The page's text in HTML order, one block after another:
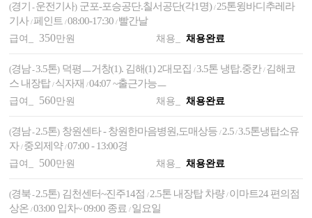
(경기 -운전기사) 군포-포승공단.칠서공단(각1명)/ 25톤윙바디추레라
기사/페인트/08:00-17:30/ 빨간날
급여_ 350만원 채용_ 채용완료
(경남-3.5톤) 덕평ㅡ거창(1). 김해(1) 2대모집/3.5톤 냉탑.중칸/ 김해코
스 내장탑/ 식자재/04:07 ~출근가능ㅡ
급여_ 560만원 채용_ 채용완료
(경남-2.5톤) 창원센타 - 창원한마음병원,도매상등/ 2.5 /3.5톤냉탑소유
자/ 중외제약/07:00 - 13:00경
급여_ 500만원 채용_ 채용완료
(경북-2.5톤) 김천센터~진주14점/ 2.5톤 내장탑 차량/ 이마트24 편의점
상온/03:00 입차~ 09:00 종료/ 일요일